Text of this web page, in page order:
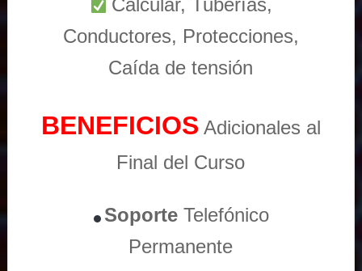
Calcular, Tuberías,
Conductores, Protecciones,
Caída de tensión
BENEFICIOS Adicionales al
Final del Curso
Soporte Telefónico
Permanente